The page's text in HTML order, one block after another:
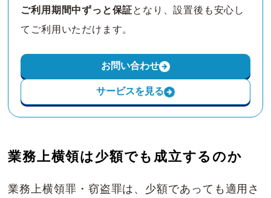
ご利用期間中ずっと保証となり、設置後も安心し
てご利用いただけます。
お問い合わせ
サービスを見る
業務上横領は少額でも成立するのか
業務上横領罪・窃盗罪は、少額であっても適用さ